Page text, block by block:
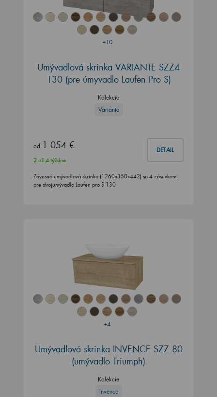
+10
Umývadlová skrinka VARIANTE SZZ4
130 (pre úmyvadlo Laufen Pro S)
Kolekcie
Variante
od 1 054 € DETAIL
2 až 4 týždne
Závesná umývadlová skrinka (1260x350x442) so 4 zásuvkami
pre dvojumývadlo Laufen pro S 130
+4
Umývadlová skrinka INVENCE SZZ 80
(umývadlo Triumph)
Kolekcie
Invence